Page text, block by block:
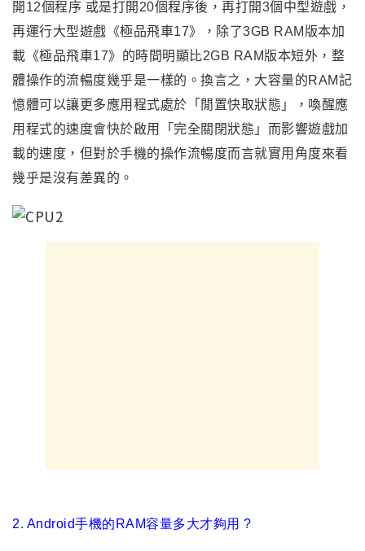
開12個程序 或是打開20個程序後，再打開3個中型遊戲，
再運行大型遊戲《極品飛車17》，除了3GB RAM版本加
載《極品飛車17》的時間明顯比2GB RAM版本短外，整
體操作的流暢度幾乎是一樣的。換言之 ， 大容量的RAM記
憶體可以讓更多應用程式處於 「閒置快取狀態」，喚醒應
用程式的速度會快於啟用
「完全關閉狀態」而影響遊戲加
載的速度 ，但對於手機的操作流暢度而言就實用角度來看
幾乎是沒有差異的 。
2. Android手機的RAM容量多大才夠用 ?